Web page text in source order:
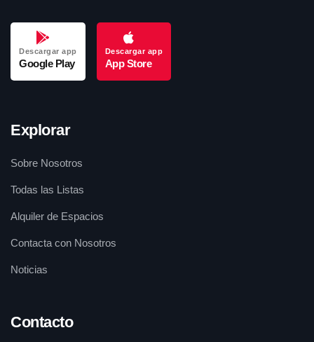
Descargar app
Google Play
Descargar app
App Store
Explorar
Sobre Nosotros
Todas las Listas
Alquiler de Espacios
Contacta con Nosotros
Noticias
Contacto